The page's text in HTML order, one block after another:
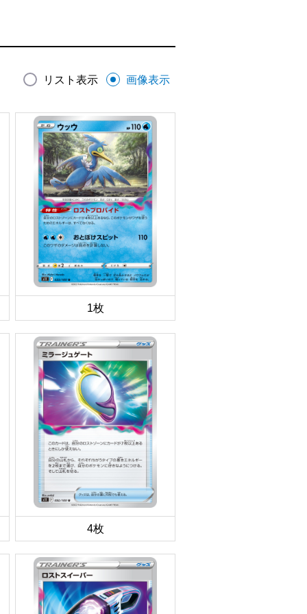
リスト表示 画像表示
1枚
4枚